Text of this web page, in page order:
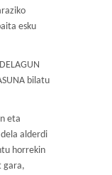
esku
bilatu
eta
alderdi
horrekin
gara,